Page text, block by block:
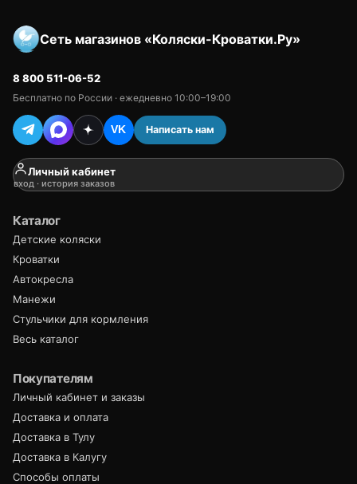
Сеть магазинов «Коляски-Кроватки.Ру»
8 800 511-06-52
Бесплатно по России · ежедневно 10:00–19:00
VK Написать нам
Личный кабинет
вход · история заказов
Каталог
Детские коляски
Кроватки
Автокресла
Манежи
Стульчики для кормления
Весь каталог
Покупателям
Личный кабинет и заказы
Доставка и оплата
Доставка в Тулу
Доставка в Калугу
Способы оплаты